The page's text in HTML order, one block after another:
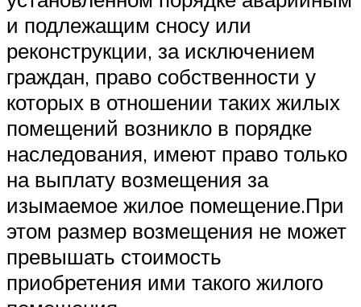
и подлежащим сносу или
реконструкции, за исключением
граждан, право собственности у
которых в отношении таких жилых
помещений возникло в порядке
наследования, имеют право только
на выплату возмещения за
изымаемое жилое помещение.При
этом размер возмещения не может
превышать стоимость
приобретения ими такого жилого